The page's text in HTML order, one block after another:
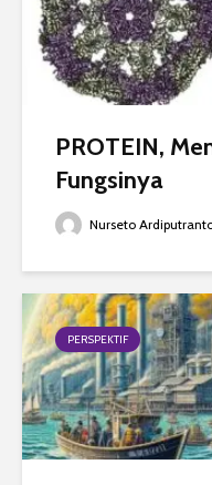
PROTEIN,
Fungsinya
Nurseto
PERSPEKTIF